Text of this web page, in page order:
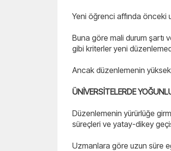
Yeni öğrenci affında önceki
Buna göre mali durum şartı
gibi kriterler yeni
Ancak düzenlemenin
ÜNİVERSİTELERDE
Düzenlemenin yürürlüğe
süreçleri ve yatay-dikey
Uzmanlara göre uzun süre